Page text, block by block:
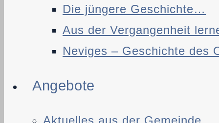
Die jüngere Geschichte…
Aus der Vergangenheit
Neviges – Geschichte des
Angebote
Aktuelles aus der Gemeinde